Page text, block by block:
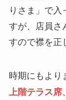
りさま」で
すが、店員さ
すので襟を正
時期にもより
上階テラス席